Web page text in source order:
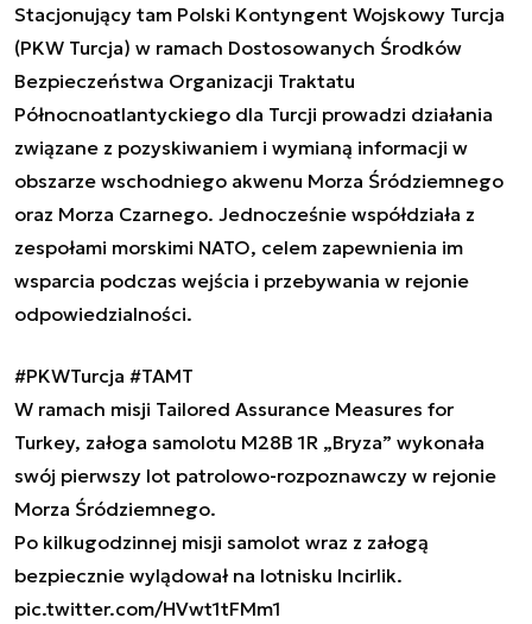
Stacjonujący tam Polski Kontyngent Wojskowy Turcja
(PKW Turcja) w ramach Dostosowanych Środków
Bezpieczeństwa Organizacji Traktatu
Północnoatlantyckiego dla Turcji prowadzi działania
związane z pozyskiwaniem i wymianą informacji w
obszarze wschodniego akwenu Morza Śródziemnego
oraz Morza Czarnego. Jednocześnie współdziała z
zespołami morskimi NATO, celem zapewnienia im
wsparcia podczas wejścia i przebywania w rejonie
odpowiedzialności.
#PKWTurcja #TAMT
W ramach misji Tailored Assurance Measures for
Turkey, załoga samolotu M28B 1R „Bryza” wykonała
swój pierwszy lot patrolowo-rozpoznawczy w rejonie
Morza Śródziemnego.
Po kilkugodzinnej misji samolot wraz z załogą
bezpiecznie wylądował na lotnisku Incirlik.
pic.twitter.com/HVwt1tFMm1